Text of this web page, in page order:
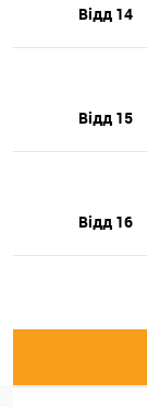
Відд 14
Відд 15
Відд 16